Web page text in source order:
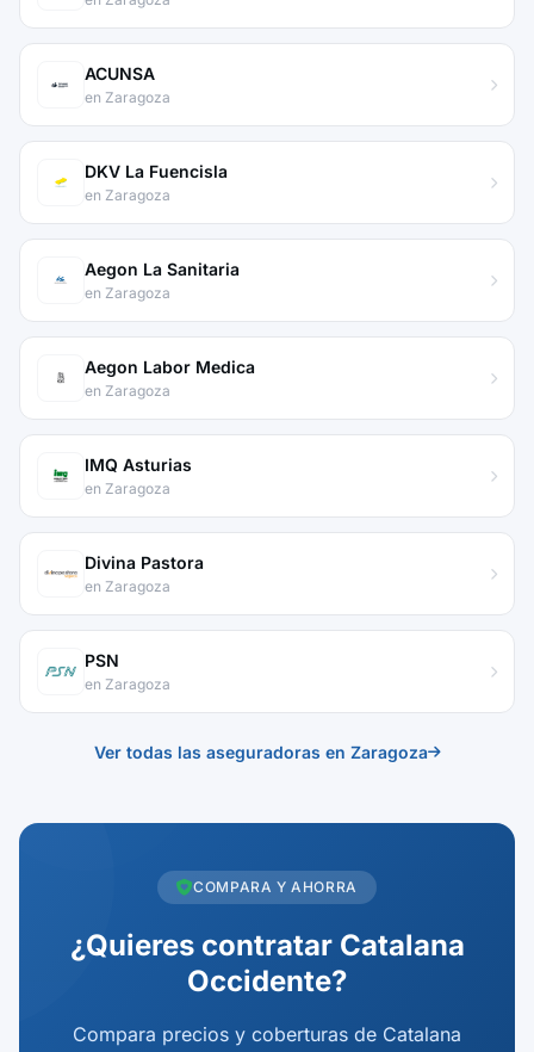
ACUNSA
en Zaragoza
DKV La Fuencisla
en Zaragoza
Aegon La Sanitaria
en Zaragoza
Aegon Labor Medica
en Zaragoza
IMQ Asturias
en Zaragoza
Divina Pastora
en Zaragoza
PSN
en Zaragoza
Ver todas las aseguradoras en Zaragoza
COMPARA Y AHORRA
¿Quieres contratar Catalana
Occidente?
Compara precios y coberturas de Catalana